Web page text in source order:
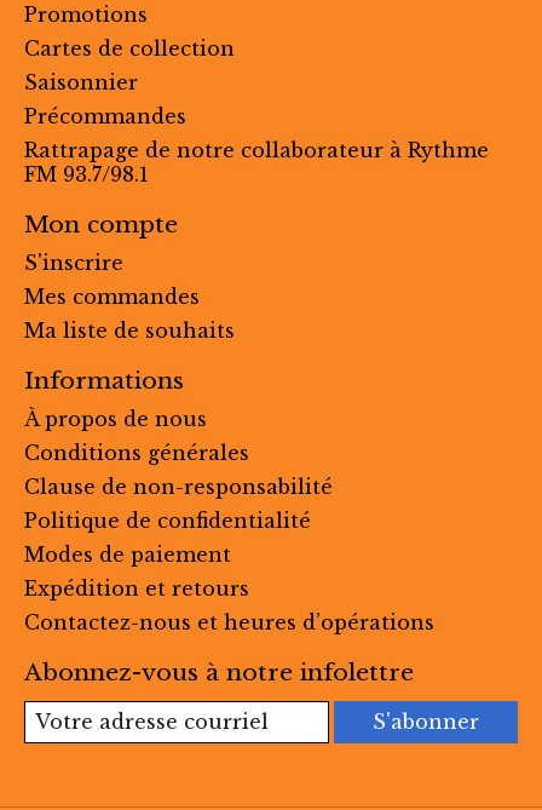
Promotions
Cartes de collection
Saisonnier
Précommandes
Rattrapage de notre collaborateur à Rythme
FM 93.7/98.1
Mon compte
S'inscrire
Mes commandes
Ma liste de souhaits
Informations
À propos de nous
Conditions générales
Clause de non-responsabilité
Politique de confidentialité
Modes de paiement
Expédition et retours
Contactez-nous et heures d’opérations
Abonnez-vous à notre infolettre
S'abonner